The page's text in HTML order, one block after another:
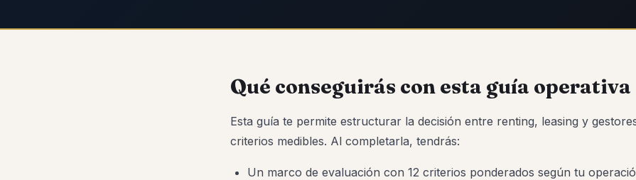
Qué conseguirás con esta guía operativa
Esta guía te permite estructurar la decisión entre renting, leasing y
criterios medibles. Al completarla, tendrás:
Un marco de evaluación con 12 criterios ponderados según tu